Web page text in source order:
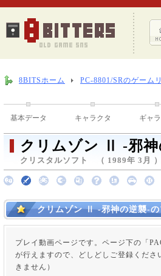
8BITSホーム PC-8801/SRのゲーム
基本データ キャラクタ ギャ
クリムゾン Ⅱ -邪神
クリスタルソフト （ 1989年 3月 ）
クリムゾン Ⅱ -邪神の逆襲-の
プレイ動画ページです。ページ下の「
が行えますので、どしどしご登録くだ
きません）